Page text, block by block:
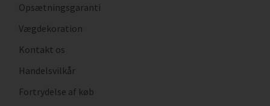
Opsætningsgaranti
Vægdekoration
Kontakt os
Handelsvilkår
Fortrydelse af køb